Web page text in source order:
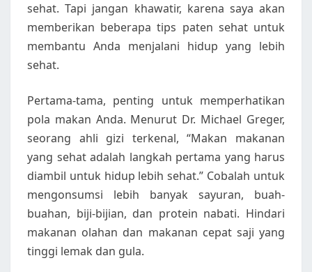
sehat. Tapi jangan khawatir, karena saya akan
memberikan beberapa tips paten sehat untuk
membantu Anda menjalani hidup yang lebih
sehat.
Pertama-tama, penting untuk memperhatikan
pola makan Anda. Menurut Dr. Michael Greger,
seorang ahli gizi terkenal, “Makan makanan
yang sehat adalah langkah pertama yang harus
diambil untuk hidup lebih sehat.” Cobalah untuk
mengonsumsi lebih banyak sayuran, buah-
buahan, biji-bijian, dan protein nabati. Hindari
makanan olahan dan makanan cepat saji yang
tinggi lemak dan gula.